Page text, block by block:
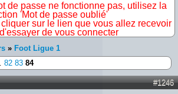
de passe ne fonctionne pas, utilisez la
'Mot de passe oublié'
sur le lien que vous allez recevoir
de vous connecter
» Foot Ligue 1
82 83 84
#1246